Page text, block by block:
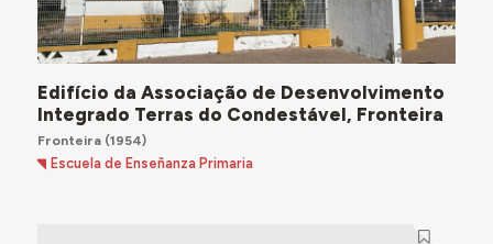
Edifício da Associação de Desenvolvimento
Integrado Terras do Condestável, Fronteira
Fronteira(1954)
Escuela de Enseñanza Primaria